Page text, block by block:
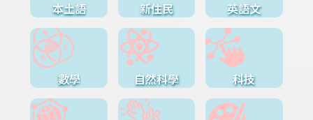
本土語 新住民 英語文
數學 自然科學 科技